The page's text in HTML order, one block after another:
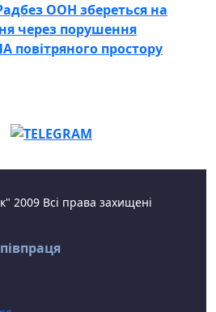
ООН збереться на
через порушення
повітряного простору
2009 Всі права захищені